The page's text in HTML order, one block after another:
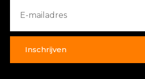
Inschrijven